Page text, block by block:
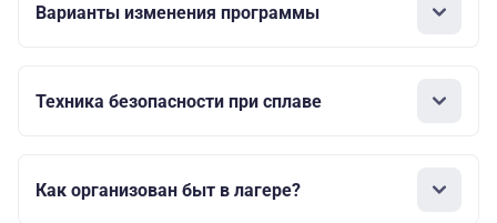
Варианты изменения программы
Техника безопасности при сплаве
Как организован быт в лагере?